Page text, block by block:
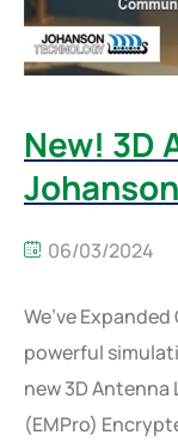
New! 3D
06/03/2024
We’ve
powerful
new 3D Antenna
(EMPro)